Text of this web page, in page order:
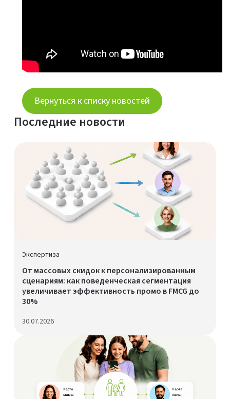
Вернуться к списку новостей
Последние новости
Экспертиза
От массовых скидок к персонализированным
сценариям: как поведенческая сегментация
увеличивает эффективность промо в FMCG до
30%
30.07.2026